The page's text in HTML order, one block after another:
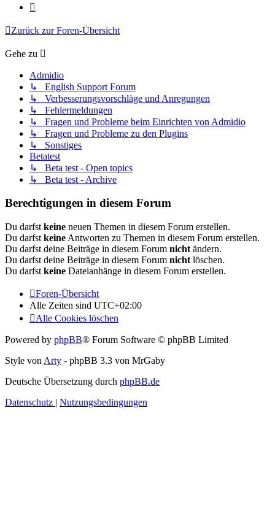
Zurück zur Foren-Übersicht
Gehe zu
Admidio
↳ English Support Forum
↳ Verbesserungsvorschläge und Anregungen
↳ Fehlermeldungen
↳ Fragen und Probleme beim Einrichten von Admidio
↳ Fragen und Probleme zu den Plugins
↳ Sonstiges
Betatest
↳ Beta test - Open topics
↳ Beta test - Archive
Berechtigungen in diesem Forum
Du darfst keine neuen Themen in diesem Forum erstellen.
Du darfst keine Antworten zu Themen in diesem Forum erstellen.
Du darfst deine Beiträge in diesem Forum nicht ändern.
Du darfst deine Beiträge in diesem Forum nicht löschen.
Du darfst keine Dateianhänge in diesem Forum erstellen.
Foren-Übersicht
Alle Zeiten sind UTC+02:00
Alle Cookies löschen
Powered by phpBB® Forum Software © phpBB Limited
Style von Arty - phpBB 3.3 von MrGaby
Deutsche Übersetzung durch phpBB.de
Datenschutz | Nutzungsbedingungen